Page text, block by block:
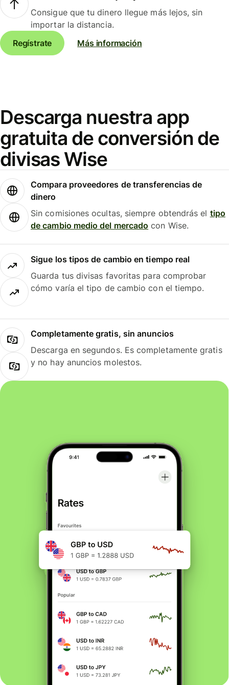
Consigue que tu dinero llegue más lejos, sin
importar la distancia.
Regístrate
Más información
Descarga nuestra app
gratuita de conversión de
divisas Wise
Compara proveedores de transferencias de
dinero
Sin comisiones ocultas, siempre obtendrás el tipo
de cambio medio del mercado con Wise.
Sigue los tipos de cambio en tiempo real
Guarda tus divisas favoritas para comprobar
cómo varía el tipo de cambio con el tiempo.
Completamente gratis, sin anuncios
Descarga en segundos. Es completamente gratis
y no hay anuncios molestos.